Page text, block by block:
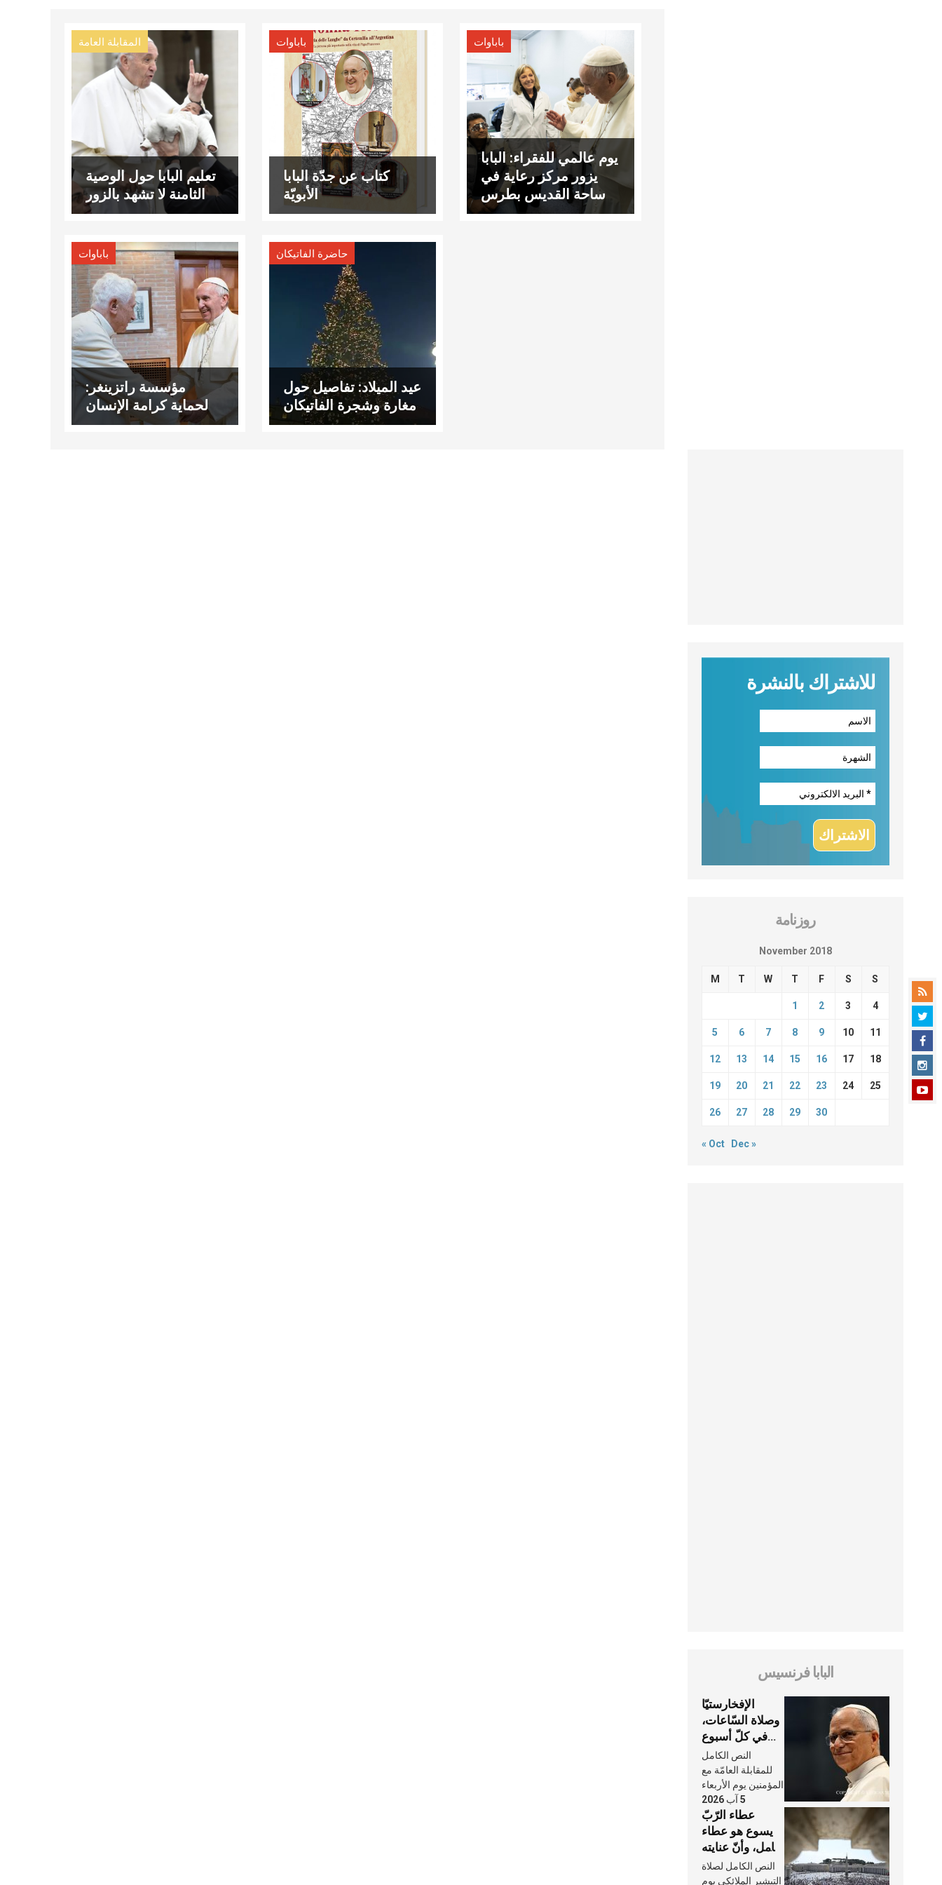
المقابلة العامة
تعليم البابا حول الوصية
الثامنة لا تشهد بالزور
باباوات
كتاب عن جدّة البابا
الأبويّة
باباوات
يوم عالمي للفقراء: البابا
يزور مركز رعاية في
ساحة القديس بطرس
باباوات
مؤسسة راتزينغر:
لحماية كرامة الإنسان
حاضرة الفاتيكان
عيد الميلاد: تفاصيل حول
مغارة وشجرة الفاتيكان
للاشتراك بالنشرة
روزنامة
November 2018
M T W T F S S
1 2 3 4
5 6 7 8 9 10 11
12 13 14 15 16 17 18
19 20 21 22 23 24 25
26 27 28 29 30
« Oct Dec »
البابا فرنسيس
الإفخارستيّا
وصلاة السّاعات،
في كلّ أسبوع
وكلّ يوم، هما
النَّفَس في حياة
الكنيسة
النص الكامل
للمقابلة العامّة مع
المؤمنين يوم الأربعاء
5 آب 2026
عطاء الرّبّ
يسوع هو عطاء
شامل، وأنّ عنايته
بنا لا تغيب عنّا
أبدًا
النص الكامل لصلاة
التبشير الملائكي يوم